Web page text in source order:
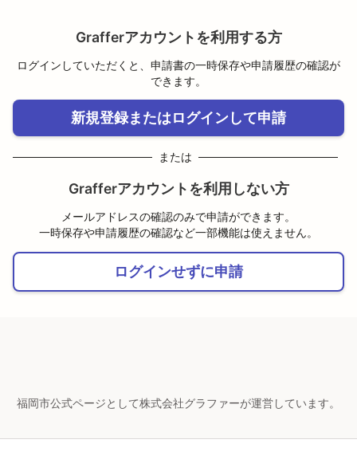
Grafferアカウントを利用する方
ログインしていただくと、申請書の一時保存や申請履歴の確認が
できます。
新規登録またはログインして申請
または
Grafferアカウントを利用しない方
メールアドレスの確認のみで申請ができます。
一時保存や申請履歴の確認など一部機能は使えません。
ログインせずに申請
福岡市公式ページとして株式会社グラファーが運営しています。